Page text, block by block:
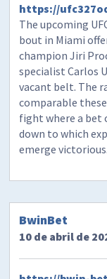
https://
The upcoming
bout in Miami
champion Jiri
specialist Carlos
vacant belt. The
comparable
fight where a
down to which
emerge victorious.
BwinBet
10 de abril de